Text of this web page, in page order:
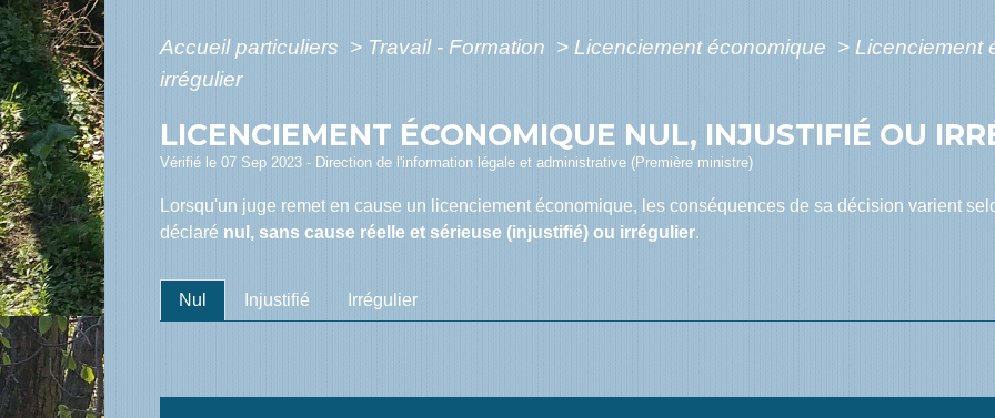
Accueil particuliers > Travail - Formation > Licenciement économique > Licenciement
irrégulier
LICENCIEMENT ÉCONOMIQUE NUL, INJUSTIFIÉ OU
Vérifié le 07 Sep 2023 - Direction de l'information légale et administrative (Première ministre)
Lorsqu'un juge remet en cause un licenciement économique, les conséquences de sa décision varient
déclaré nul, sans cause réelle et sérieuse (injustifié) ou irrégulier.
Nul Injustifié Irrégulier